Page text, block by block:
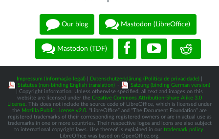
Our blog Mastodon (LibreOffice)
Mastodon (TDF)
Impressum (Informação legal) Datenschutzerklärung (Política de privacidade)
Statutes (non-binding English translation) -
Satzung (binding German version)
| Copyright information: Unless otherwise specified, all text and images on this
website are licensed under the Creative Commons Attribution-Share Alike 3.0
License . This does not include the source code of LibreOffice, which is licensed under
the Mozilla Public License v2.0 . “LibreOffice” and “The Document Foundation” are
registered trademarks of their corresponding registered owners or are in actual use as
trademarks in one or more countries. Their respective logos and icons are also subject
to international copyright laws. Use thereof is explained in our trademark policy
LibreOffice was based on OpenOffice.org.